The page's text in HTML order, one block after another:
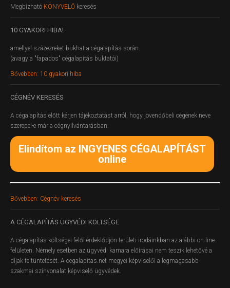
Megbízható KÖNYVELŐ keresés
10 GYAKORI HIBA!
amellyel százezreket bukhat a cégalapítás során.
(avagy a "fapados" cégalapítás buktatói)
Bővebben: 10 gyakori hiba
CÉGNÉV KERESÉS
A cégalapítás előtt kérjen tájékoztatást arról, hogy jövendőbeli cégének neve
szerepel-e már a cégnyilvántarásban.
Elindítom az INGYENES CÉGALAPÍTÁST
online
Bővebben: Cégnév keresés
A CÉGALAPÍTÁS ÜGYVÉDI KÖLTSÉGE
A cégalapítás költségei felől érdeklődjön területi irodáinkban az alábbi on-line
felületen. Némely esetben az ügyvédi kamara előírásai nem teszik lehetővé a
díjak feltüntetését. A cegalapitas.net megyei képviselői a legmagasabb
szakmai színvonalat képviselő ügyvédek.